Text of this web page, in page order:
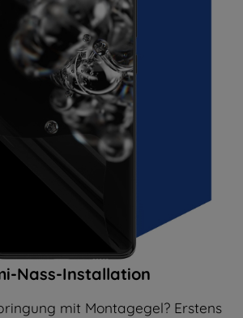
Nass-Installation
mit Montagegel? Erstens